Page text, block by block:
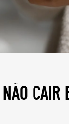
cair